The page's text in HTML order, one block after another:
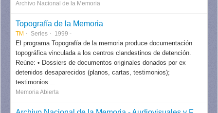
Archivo Nacional de la Memoria
Topografía de la Memoria
TM Series 1999 -
El programa Topografía de la memoria produce documentación
topográfica vinculada a los centros clandestinos de detención.
Reúne: • Dossiers de documentos originales donados por ex
detenidos desaparecidos (planos, cartas, testimonios);
testimonios ...
Memoria Abierta